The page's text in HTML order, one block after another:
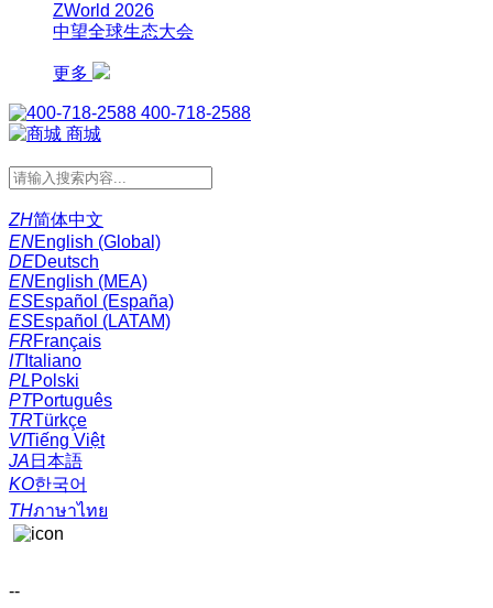
ZWorld 2026
中望全球生态大会
更多
400-718-2588
商城
ZH简体中文
ENEnglish (Global)
DEDeutsch
ENEnglish (MEA)
ESEspañol (España)
ESEspañol (LATAM)
FRFrançais
ITItaliano
PLPolski
PTPortuguês
TRTürkçe
VITiếng Việt
JA 日本語
KO한국어
THภาษาไทย
--